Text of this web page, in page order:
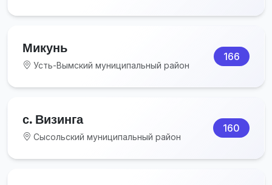
Микунь
Усть-Вымский муниципальный район
166
с. Визинга
Сысольский муниципальный район
160